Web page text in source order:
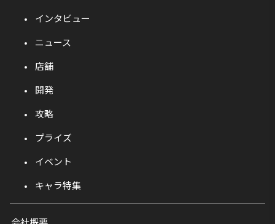
インタビュー
ニュース
店舗
開発
攻略
プライズ
イベント
キャラ特集